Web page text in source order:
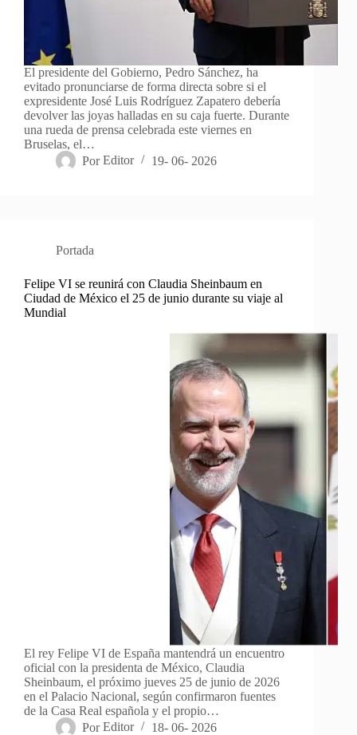
El presidente del Gobierno, Pedro Sánchez, ha
evitado pronunciarse de forma directa sobre si el
expresidente José Luis Rodríguez Zapatero debería
devolver las joyas halladas en su caja fuerte. Durante
una rueda de prensa celebrada este viernes en
Bruselas, el…
Por Editor 19- 06- 2026
Portada
Felipe VI se reunirá con Claudia Sheinbaum en
Ciudad de México el 25 de junio durante su viaje al
Mundial
El rey Felipe VI de España mantendrá un encuentro
oficial con la presidenta de México, Claudia
Sheinbaum, el próximo jueves 25 de junio de 2026
en el Palacio Nacional, según confirmaron fuentes
de la Casa Real española y el propio…
Por Editor 18- 06- 2026